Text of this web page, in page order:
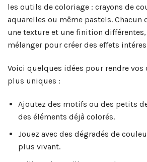
les outils de coloriage : crayons de
aquarelles ou même pastels. Chacun
une texture et une finition
mélanger pour créer des effets
Voici quelques idées pour rendre vos
plus uniques :
Ajoutez des motifs ou des petits
des éléments déjà colorés.
Jouez avec des dégradés de
plus vivant.